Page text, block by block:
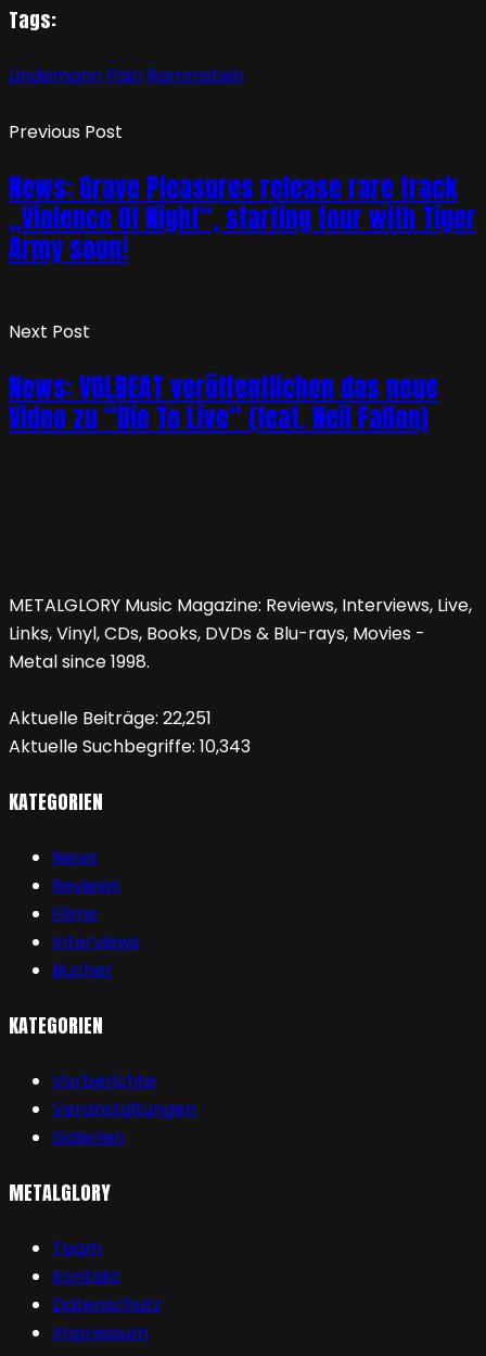
Tags:
Lindemann Pain Rammstein
Previous Post
News: Grave Pleasures release rare track
„Violence Of Night“, starting tour with Tiger
Army soon!
Next Post
News: VOLBEAT veröffentlichen das neue
Video zu “Die To Live“ (feat. Neil Fallon)
METALGLORY Music Magazine: Reviews, Interviews, Live,
Links, Vinyl, CDs, Books, DVDs & Blu-rays, Movies -
Metal since 1998.
Aktuelle Beiträge: 22,251
Aktuelle Suchbegriffe: 10,343
KATEGORIEN
News
Reviews
Filme
Interviews
Bücher
KATEGORIEN
Vorberichte
Veranstaltungen
Galerien
METALGLORY
Team
Kontakt
Datenschutz
Impressum